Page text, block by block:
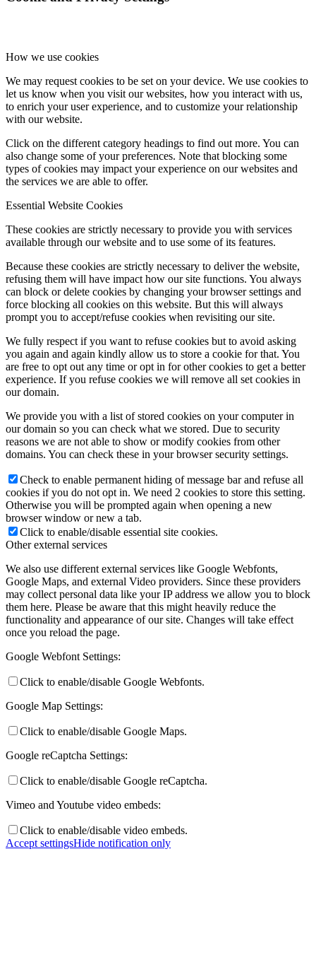
Hírek
FÉNY ÉS FORRÁS egyházközségünk lapja
Galéria
Menu Menu
How we use cookies
We may request cookies to be set on your device. We use cookies to
let us know when you visit our websites, how you interact with us,
to enrich your user experience, and to customize your relationship
with our website.
Click on the different category headings to find out more. You can
also change some of your preferences. Note that blocking some
types of cookies may impact your experience on our websites and
the services we are able to offer.
Essential Website Cookies
These cookies are strictly necessary to provide you with services
available through our website and to use some of its features.
Because these cookies are strictly necessary to deliver the website,
refusing them will have impact how our site functions. You always
can block or delete cookies by changing your browser settings and
force blocking all cookies on this website. But this will always
prompt you to accept/refuse cookies when revisiting our site.
We fully respect if you want to refuse cookies but to avoid asking
you again and again kindly allow us to store a cookie for that. You
are free to opt out any time or opt in for other cookies to get a better
experience. If you refuse cookies we will remove all set cookies in
our domain.
We provide you with a list of stored cookies on your computer in
our domain so you can check what we stored. Due to security
reasons we are not able to show or modify cookies from other
domains. You can check these in your browser security settings.
Check to enable permanent hiding of message bar and refuse all
cookies if you do not opt in. We need 2 cookies to store this setting.
Otherwise you will be prompted again when opening a new
browser window or new a tab.
Click to enable/disable essential site cookies.
Other external services
We also use different external services like Google Webfonts,
Google Maps, and external Video providers. Since these providers
may collect personal data like your IP address we allow you to block
them here. Please be aware that this might heavily reduce the
functionality and appearance of our site. Changes will take effect
once you reload the page.
Google Webfont Settings:
Click to enable/disable Google Webfonts.
Google Map Settings:
Click to enable/disable Google Maps.
Google reCaptcha Settings:
Click to enable/disable Google reCaptcha.
Vimeo and Youtube video embeds:
Click to enable/disable video embeds.
Accept settingsHide notification only